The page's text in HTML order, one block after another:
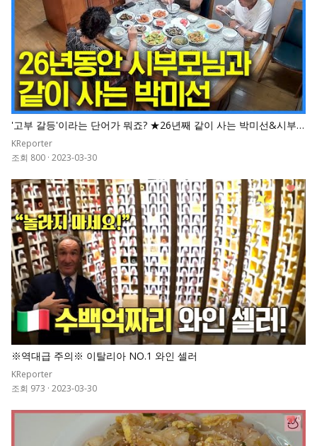
'고부 갈등'이라는 단어가 뭐죠? ★26년째 같이 사는 박미선&시부
모님★ 웃음 한도 초과인 식탁 대화
KReporter
조회 800 · 2023-03-30
※역대급 주의※ 이탈리아 NO.1 와인 셀러
KReporter
조회 973 · 2023-03-30
0
0